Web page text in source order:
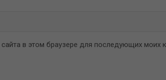
в этом браузере для последующих моих